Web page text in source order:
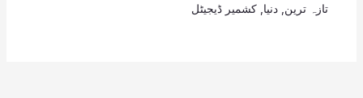
تازہ ترین دنیا کشمیر ڈیجیٹل